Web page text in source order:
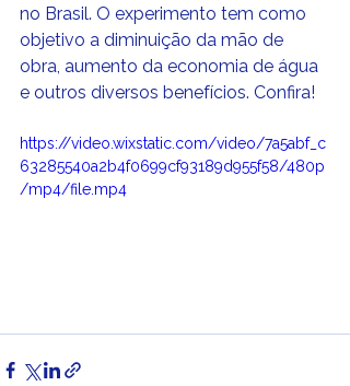
no Brasil. O experimento tem como
objetivo a diminuição da mão de
obra, aumento da economia de água
e outros diversos benefícios. Confira!
https://video.wixstatic.com/video/7a5abf_c
63285540a2b4f0699cf93189d955f58/480p
/mp4/file.mp4